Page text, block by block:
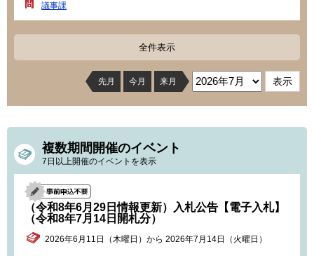
議事課
全件表示
先月 今月 来月
複数期間開催のイベント
7日以上開催のイベントを表示
（令和8年6月29日情報更新）入札公告【電子入札】
（令和8年7月14日開札分）
2026年6月11日（木曜日）から 2026年7月14日（火曜日）